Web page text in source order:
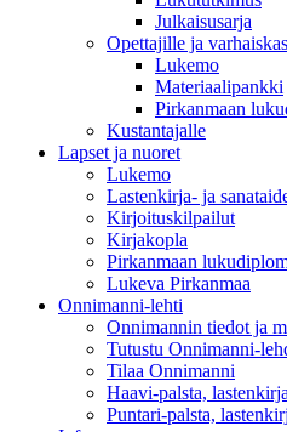
Julkaisusarja
Opettajille ja
Lukemo
Materiaalipankki
Pirkanmaan
Kustantajalle
Lapset ja nuoret
Lukemo
Lastenkirja- ja
Kirjoituskilpailut
Kirjakopla
Pirkanmaan
Lukeva Pirkanmaa
Onnimanni-lehti
Onnimannin tiedot ja
Tutustu Onnimanni-
Tilaa Onnimanni
Haavi-palsta,
Puntari-palsta,